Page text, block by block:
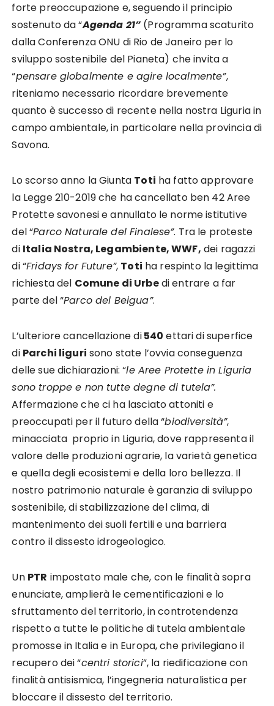
forte preoccupazione e, seguendo il principio
sostenuto da “Agenda 21”(Programma scaturito
dalla Conferenza ONU di Rio de Janeiro per lo
sviluppo sostenibile del Pianeta) che invita a
“pensare globalmente e agire localmente”,
riteniamo necessario ricordare brevemente
quanto è successo di recente nella nostra Liguria in
campo ambientale, in particolare nella provincia di
Savona.
Lo scorso anno la Giunta Toti ha fatto approvare
la Legge 210-2019 che ha cancellato ben 42 Aree
Protette savonesi e annullato le norme istitutive
del “Parco Naturale del Finalese”. Tra le proteste
di Italia Nostra, Legambiente, WWF, dei ragazzi
di “Fridays for Future”, Toti ha respinto la legittima
richiesta del Comune di Urbedi entrare a far
parte del “Parco del Beigua”.
L’ulteriore cancellazione di540 ettari di superfice
di Parchi liguri sono state l’ovvia conseguenza
delle sue dichiarazioni: “le Aree Protette in Liguria
sono troppe e non tutte degne di tutela”.
Affermazione che ci ha lasciato attoniti e
preoccupati per il futuro della “biodiversità”,
minacciata proprio in Liguria, dove rappresenta il
valore delle produzioni agrarie, la varietà genetica
e quella degli ecosistemi e della loro bellezza. Il
nostro patrimonio naturale è garanzia di sviluppo
sostenibile, di stabilizzazione del clima, di
mantenimento dei suoli fertili e una barriera
contro il dissesto idrogeologico.
Un PTR impostato male che, con le finalità sopra
enunciate, amplierà le cementificazioni e lo
sfruttamento del territorio, in controtendenza
rispetto a tutte le politiche di tutela ambientale
promosse in Italia e in Europa, che privilegiano il
recupero dei “centri storici”, la riedificazione con
finalità antisismica, l’ingegneria naturalistica per
bloccare il dissesto del territorio.